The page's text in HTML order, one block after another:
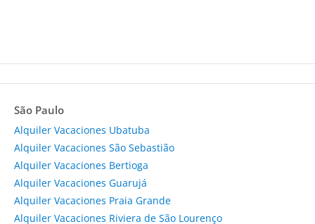
São Paulo
Alquiler Vacaciones Ubatuba
Alquiler Vacaciones São Sebastião
Alquiler Vacaciones Bertioga
Alquiler Vacaciones Guarujá
Alquiler Vacaciones Praia Grande
Alquiler Vacaciones Riviera de São Lourenço